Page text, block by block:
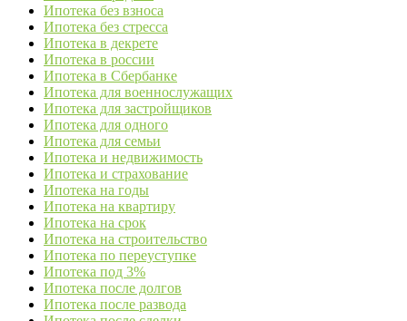
Ипотека без взноса
Ипотека без стресса
Ипотека в декрете
Ипотека в россии
Ипотека в Сбербанке
Ипотека для военнослужащих
Ипотека для застройщиков
Ипотека для одного
Ипотека для семьи
Ипотека и недвижимость
Ипотека и страхование
Ипотека на годы
Ипотека на квартиру
Ипотека на срок
Ипотека на строительство
Ипотека по переуступке
Ипотека под 3%
Ипотека после долгов
Ипотека после развода